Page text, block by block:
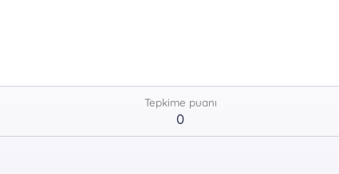
Tepkime puanı
0